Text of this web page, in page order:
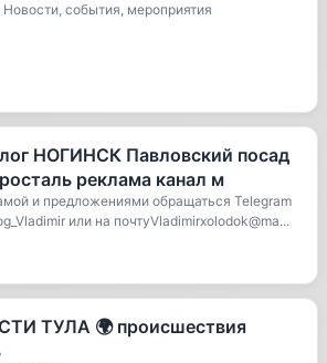
Новости, события, мероприятия
НОГИНСК Павловский посад
реклама канал м
и предложениями обращаться Telegram
или на почтуVladimirxolodok@ma...
ТУЛА 🌍 происшествия